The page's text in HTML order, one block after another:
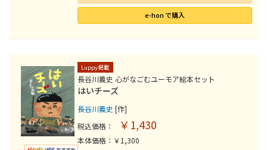
e-hon で購入
Luppy掲載
長谷川義史 心がなごむユーモア絵本セット
はいチーズ
長谷川義史 [作]
税込価格：
￥1,430
本体価格：￥1,300